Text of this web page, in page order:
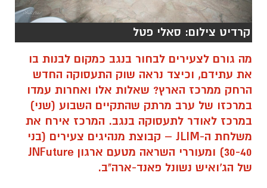
קרדיט צילום: סאלי פטל
מה גורם לצעירים לבחור בנגב כמקום לבנות בו
את עתידם, וכיצד נראה שוק התעסוקה החדש
הרחק ממרכז הארץ? שאלות אלו ואחרות עמדו
במרכזו של ערב מרתק שהתקיים השבוע (שני)
במרכז לאודר לתעסוקה בנגב. המרכז אירח את
משלחת ה-JLIM – קבוצת מנהיגים צעירים (בני
30-40) ומעוררי השראה מטעם ארגון JNFuture
של הג'ואיש נשונל פאנד-ארה"ב.